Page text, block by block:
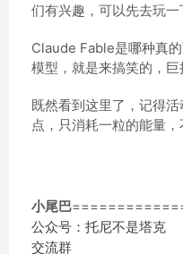
们有兴趣，可以先去玩一
Claude Fable是哪种真
模型，就是来搞笑的，巨
既然看到这里了，记得
点，只消耗一粒的能量
小尾巴
公众号：托尼不是塔克
交流群